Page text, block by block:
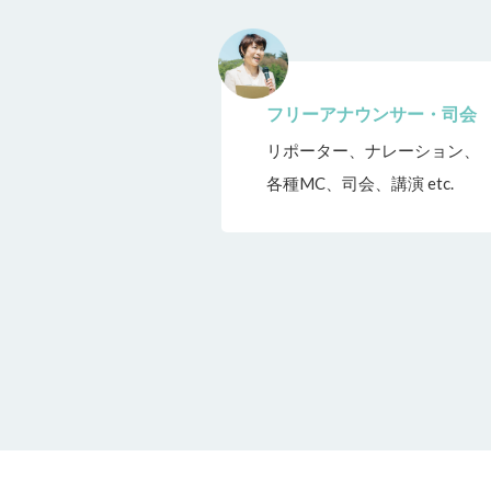
フリーアナウンサー・司会
リポーター、ナレーション、
各種MC、司会、講演 etc.